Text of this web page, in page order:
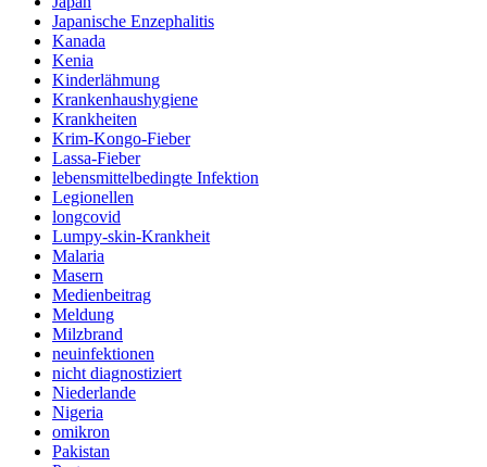
Japanische Enzephalitis
Kanada
Kenia
Kinderlähmung
Krankenhaushygiene
Krankheiten
Krim-Kongo-Fieber
Lassa-Fieber
lebensmittelbedingte Infektion
Legionellen
longcovid
Lumpy-skin-Krankheit
Malaria
Masern
Medienbeitrag
Meldung
Milzbrand
neuinfektionen
nicht diagnostiziert
Niederlande
Nigeria
omikron
Pakistan